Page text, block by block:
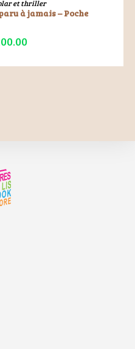
et thriller
à jamais – Poche